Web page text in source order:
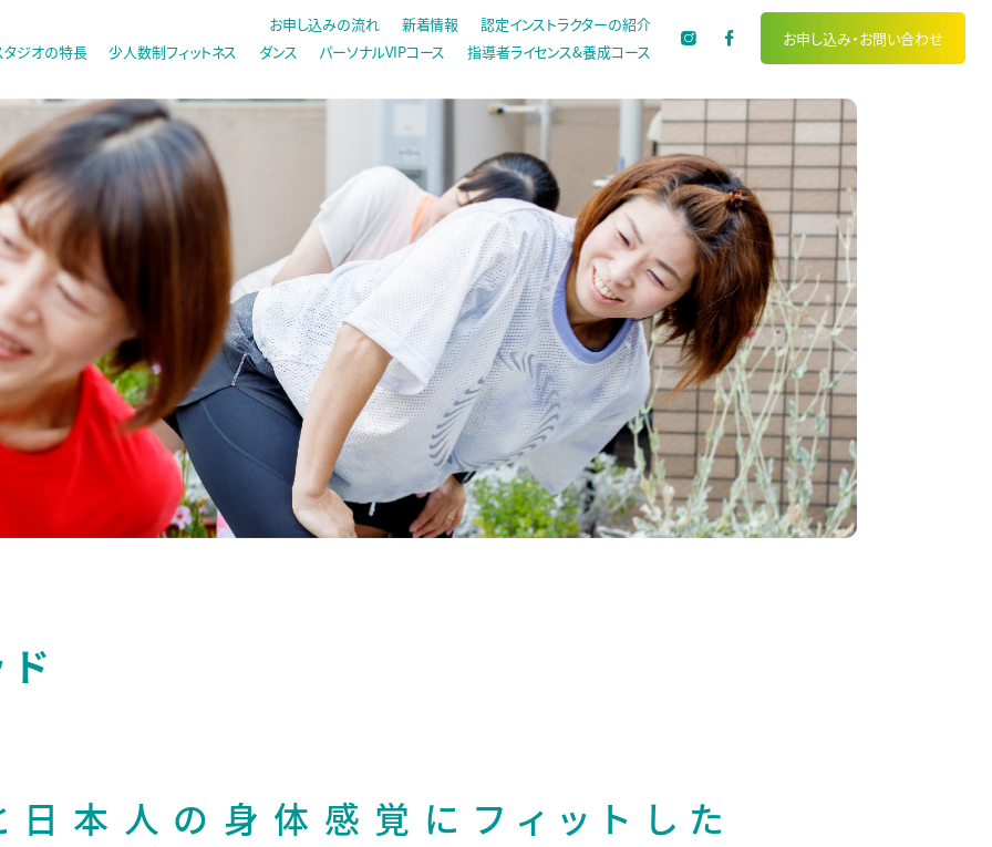
タジオの特長 少人数制フィットネス ダンス パーソナルVIPコース 指導者ライセンス&養成コース
お申し込みの流れ 新着情報 認定インストラクターの紹介
お申し込み・お問い合わせ
日本人の身体感覚にフィットした